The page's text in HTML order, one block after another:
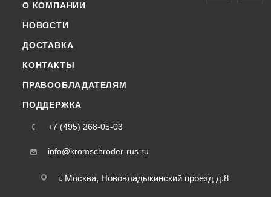
О КОМПАНИИ
НОВОСТИ
ДОСТАВКА
КОНТАКТЫ
ПРАВООБЛАДАТЕЛЯМ
ПОДДЕРЖКА
+7 (495) 268-05-03
info@kromschroder-rus.ru
г. Москва, Нововладыкинский проезд д.8